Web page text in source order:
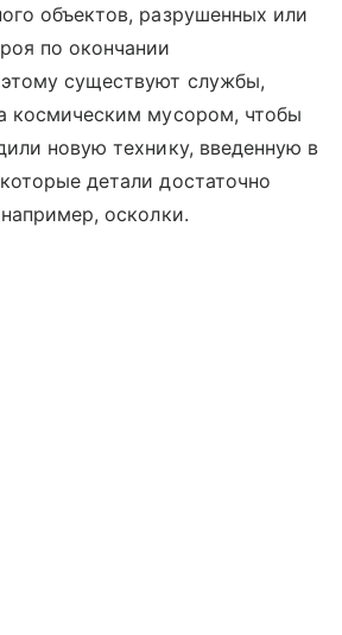
объектов, разрушенных или
по окончании
существуют службы,
космическим мусором, чтобы
новую технику, введенную в
детали достаточно
осколки.